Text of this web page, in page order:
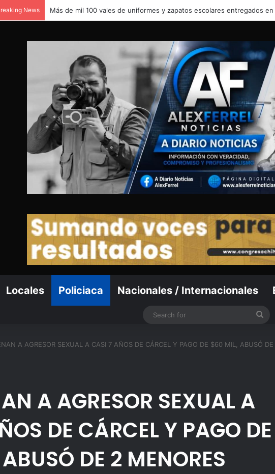
News DON ARMANDO: UNA VIDA DE TRABAJO Y FAMILIA QUE TERMINÓ EN
Locales Policiaca Nacionales / Internacionales
A AGRESOR SEXUAL A CASI 7 AÑOS DE CÁRCEL Y PAGO DE $60 MIL, ABUSÓ DE
A AGRESOR SEXUAL A
DE CÁRCEL Y PAGO DE
DE 2 MENORES